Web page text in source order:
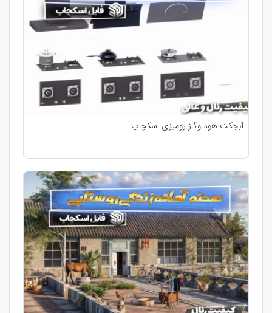
آبجکت هود وگاز رومیزی اسکچاپ